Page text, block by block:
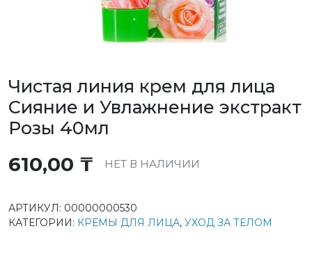
Чистая линия крем для лица
Сияние и Увлажнение экстракт
Розы 40мл
610,00 ₸ НЕТ В НАЛИЧИИ
АРТИКУЛ: 00000000530
КАТЕГОРИИ: КРЕМЫ ДЛЯ ЛИЦА, УХОД ЗА ТЕЛОМ